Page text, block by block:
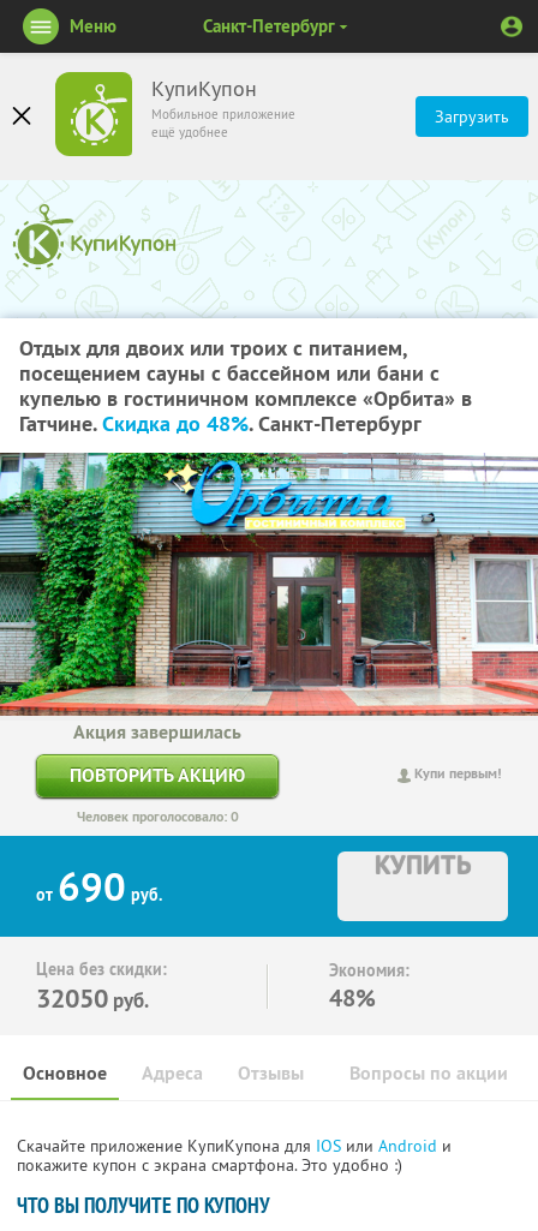
КупиКупон
Мобильное приложение
ещё удобнее
Загрузить
Меню Санкт-Петербург
Отдых для двоих или троих с питанием,
посещением сауны с бассейном или бани с
купелью в гостиничном комплексе «Орбита» в
Гатчине.Скидка до 48%. Санкт-Петербург
Купи первым!
Акция завершилась
ПОВТОРИТЬ АКЦИЮ
Человек проголосовало: 0
от 690 руб.
КУПИТЬ
Цена без скидки:
32050 руб.
Экономия:
48%
Основное Отзывы Вопросы по акции
Адреса
Скачайте приложение КупиКупона для IOS или Android и
покажите купон с экрана смартфона. Это удобно :)
ЧТО ВЫ ПОЛУЧИТЕ ПО КУПОНУ